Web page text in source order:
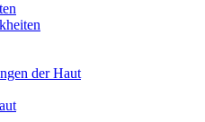
der Haut